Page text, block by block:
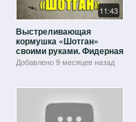
11:43
Выстреливающая
кормушка «Шотган»
своими руками. Фидерная
кормушка "ShotGun"
Добавлено9 месяцев назад